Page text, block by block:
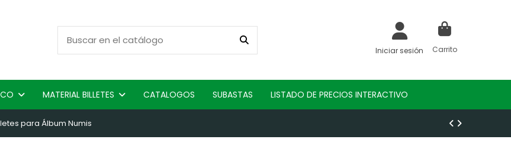
Iniciar sesión Carrito
MATERIAL BILLETES CATALOGOS SUBASTAS LISTADO DE PRECIOS INTERACTIVO
para Álbum Numis